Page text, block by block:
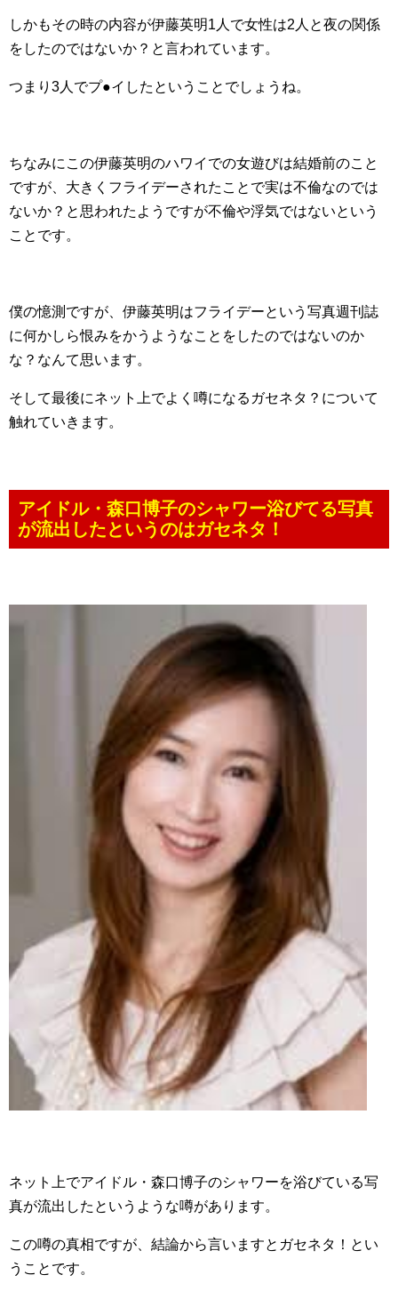
しかもその時の内容が伊藤英明1人で女性は2人と夜の関係
をしたのではないか？と言われています。
つまり3人でプ●イしたということでしょうね。
ちなみにこの伊藤英明のハワイでの女遊びは結婚前のこと
ですが、大きくフライデーされたことで実は不倫なのでは
ないか？と思われたようですが不倫や浮気ではないという
ことです。
僕の憶測ですが、伊藤英明はフライデーという写真週刊誌
に何かしら恨みをかうようなことをしたのではないのか
な？なんて思います。
そして最後にネット上でよく噂になるガセネタ？について
触れていきます。
アイドル・森口博子のシャワー浴びてる写真
が流出したというのはガセネタ！
ネット上でアイドル・森口博子のシャワーを浴びている写
真が流出したというような噂があります。
この噂の真相ですが、結論から言いますとガセネタ！とい
うことです。